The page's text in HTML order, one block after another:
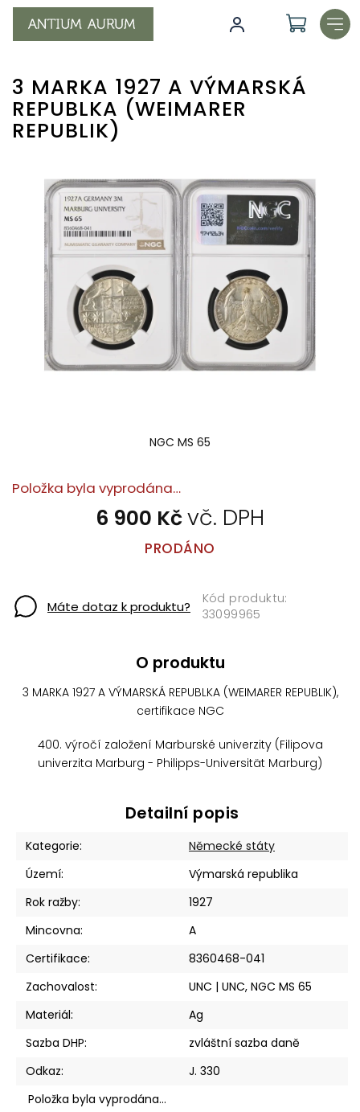
obsah
3 MARKA 1927 A VÝMARSKÁ
REPUBLKA (WEIMARER
REPUBLIK)
6 900 Kč
PRODÁNO
Položka byla vyprodána…
NGC MS 65
Máte dotaz k produktu? 33099965
O produktu
3 MARKA 1927 A VÝMARSKÁ REPUBLKA (WEIMARER REPUBLIK),
certifikace NGC
400. výročí založení Marburské univerzity (Filipova
univerzita Marburg - Philipps-Universität Marburg)
Detailní popis
Kategorie:
Německé státy
Území:
Výmarská republika
Rok ražby:
1927
Mincovna:
A
Certifikace:
8360468-041
Zachovalost:
UNC | UNC, NGC MS 65
Materiál:
Ag
Sazba DHP:
zvláštní sazba daně
Odkaz:
J. 330
Položka byla vyprodána…